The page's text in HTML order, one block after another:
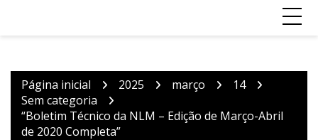
Página inicial 2025 março
14
Sem categoria
“Boletim Técnico da NLM – Edição de Março-Abril
de 2020 Completa”